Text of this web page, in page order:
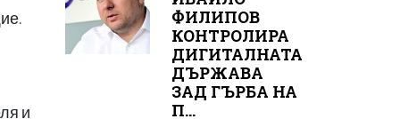
и
ФИЛИПОВ
КОНТРОЛИРА
ДИГИТАЛНАТА
ДЪРЖАВА
ЗАД ГЪРБА НА
П...